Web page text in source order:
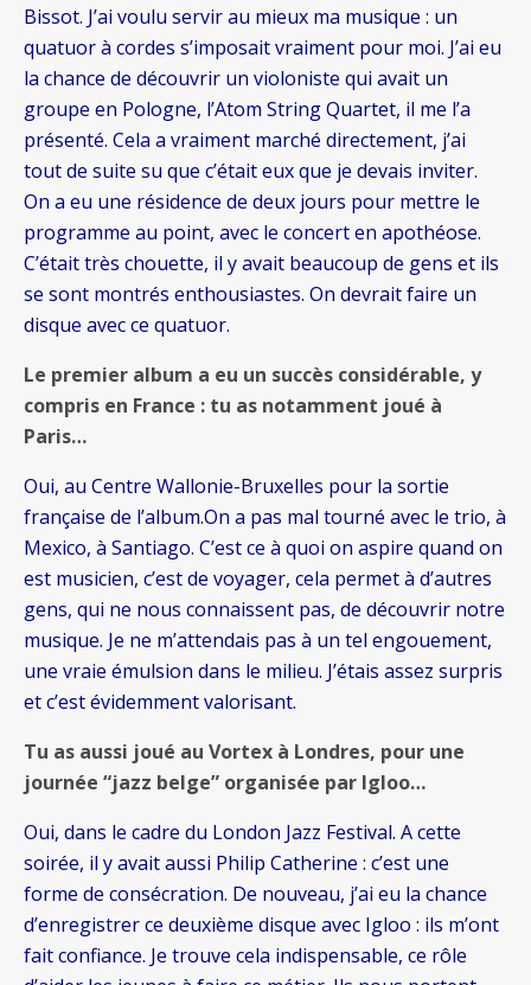
Bissot. J’ai voulu servir au mieux ma musique : un
quatuor à cordes s’imposait vraiment pour moi. J’ai eu
la chance de découvrir un violoniste qui avait un
groupe en Pologne, l’Atom String Quartet, il me l’a
présenté. Cela a vraiment marché directement, j’ai
tout de suite su que c’était eux que je devais inviter.
On a eu une résidence de deux jours pour mettre le
programme au point, avec le concert en apothéose.
C’était très chouette, il y avait beaucoup de gens et ils
se sont montrés enthousiastes. On devrait faire un
disque avec ce quatuor.
Le premier album a eu un succès considérable, y
compris en France : tu as notamment joué à
Paris…
Oui, au Centre Wallonie-Bruxelles pour la sortie
française de l’album.On a pas mal tourné avec le trio, à
Mexico, à Santiago. C’est ce à quoi on aspire quand on
est musicien, c’est de voyager, cela permet à d’autres
gens, qui ne nous connaissent pas, de découvrir notre
musique. Je ne m’attendais pas à un tel engouement,
une vraie émulsion dans le milieu. J’étais assez surpris
et c’est évidemment valorisant.
Tu as aussi joué au Vortex à Londres, pour une
journée “jazz belge” organisée par Igloo…
Oui, dans le cadre du London Jazz Festival. A cette
soirée, il y avait aussi Philip Catherine : c’est une
forme de consécration. De nouveau, j’ai eu la chance
d’enregistrer ce deuxième disque avec Igloo : ils m’ont
fait confiance. Je trouve cela indispensable, ce rôle